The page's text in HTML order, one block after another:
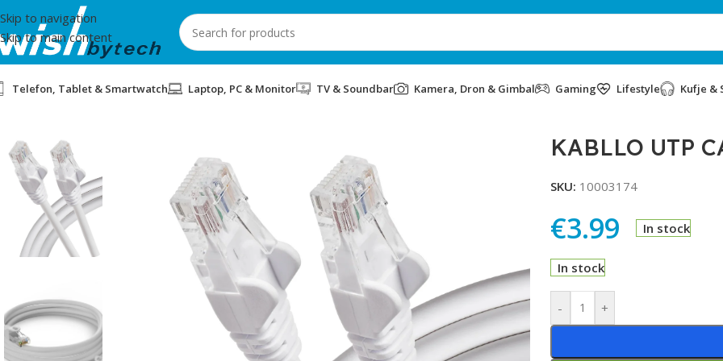
Skip to navigation
Skip to main content
Telefon, Tablet & Smartwatch Laptop, PC & Monitor TV & Soundbar Kamera, Dron & Gimbal Gaming Lifestyle Kufje &
KABLLO UTP
SKU: 10003174
€3.99 In stock
In stock
- +
Alternative: